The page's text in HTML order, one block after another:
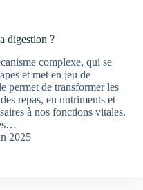
digestion ?
complexe, qui se
et met en jeu de
permet de transformer les
repas, en nutriments et
à nos fonctions vitales.
2025